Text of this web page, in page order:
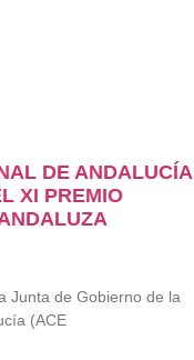
DE ANDALUCÍA
XI PREMIO
Junta de Gobierno de la
(ACE